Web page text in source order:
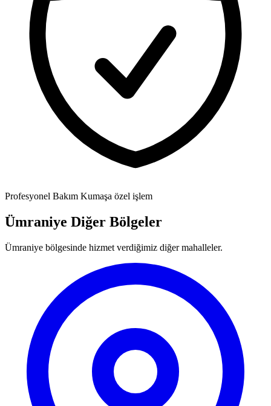
Profesyonel Bakım Kumaşa özel işlem
Ümraniye Diğer Bölgeler
Ümraniye bölgesinde hizmet verdiğimiz diğer mahalleler.